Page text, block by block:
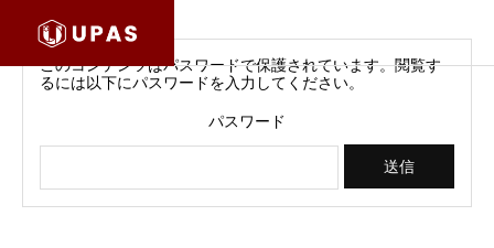
このコンテンツはパスワードで保護されています。閲覧す
るには以下にパスワードを入力してください。
パスワード